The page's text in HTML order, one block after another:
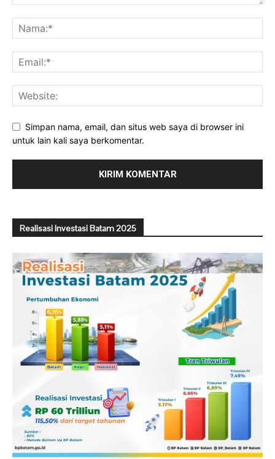
Simpan nama, email, dan situs web saya di browser ini
untuk lain kali saya berkomentar.
Realisasi Investasi Batam 2025